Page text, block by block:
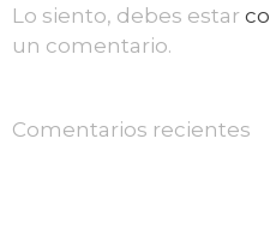
Lo siento, debes estar
un comentario.
Comentarios recientes